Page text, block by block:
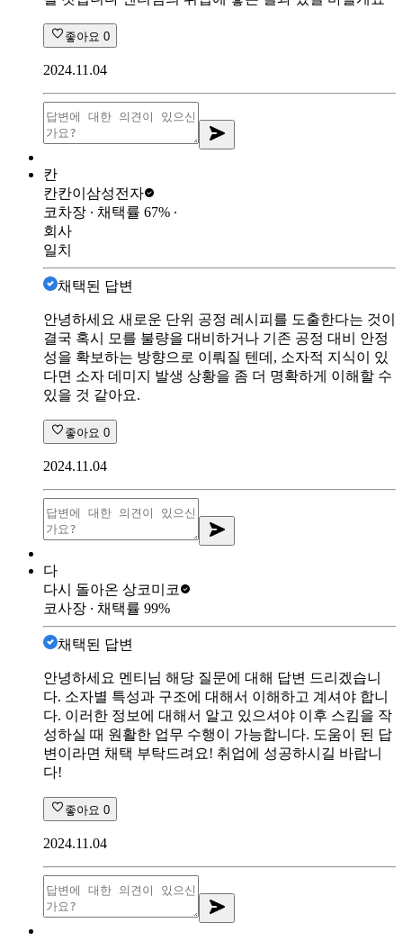
좋아요 0
2024.11.04
칸
칸칸이 삼성전자
코차장 ∙ 채택률 67% ∙
회사
일치
채택된 답변
안녕하세요 새로운 단위 공정 레시피를 도출한다는 것이
결국 혹시 모를 불량을 대비하거나 기존 공정 대비 안정
성을 확보하는 방향으로 이뤄질 텐데, 소자적 지식이 있
다면 소자 데미지 발생 상황을 좀 더 명확하게 이해할 수
있을 것 같아요.
좋아요 0
2024.11.04
다
다시 돌아온 상코미코
코사장 ∙ 채택률 99%
채택된 답변
안녕하세요 멘티님 해당 질문에 대해 답변 드리겠습니
다. 소자별 특성과 구조에 대해서 이해하고 계셔야 합니
다. 이러한 정보에 대해서 알고 있으셔야 이후 스킴을 작
성하실 때 원활한 업무 수행이 가능합니다. 도움이 된 답
변이라면 채택 부탁드려요! 취업에 성공하시길 바랍니
다!
좋아요 0
2024.11.04